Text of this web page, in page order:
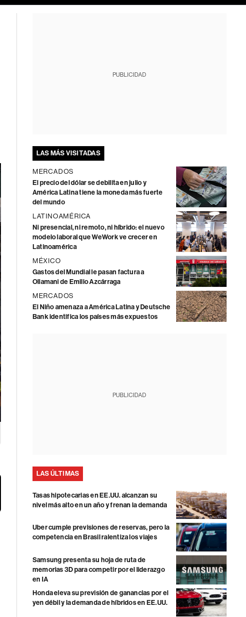
PUBLICIDAD
LAS MÁS VISITADAS
MERCADOS
El precio del dólar se debilita en julio y
América Latina tiene la moneda más fuerte
del mundo
LATINOAMÉRICA
Ni presencial, ni remoto, ni híbrido: el nuevo
modelo laboral que WeWork ve crecer en
Latinoamérica
MÉXICO
Gastos del Mundial le pasan factura a
Ollamani de Emilio Azcárraga
MERCADOS
El Niño amenaza a América Latina y Deutsche
Bank identifica los países más expuestos
PUBLICIDAD
LAS ÚLTIMAS
Tasas hipotecarias en EE.UU. alcanzan su
nivel más alto en un año y frenan la demanda
Uber cumple previsiones de reservas, pero la
competencia en Brasil ralentiza los viajes
Samsung presenta su hoja de ruta de
memorias 3D para competir por el liderazgo
en IA
Honda eleva su previsión de ganancias por el
yen débil y la demanda de híbridos en EE.UU.